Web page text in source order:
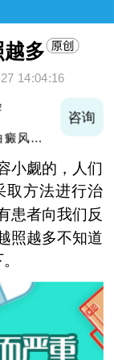
多
14:04:16
风，青
咨询
觑的，人们
取方法进行治
患者向我们反
照越多不知道